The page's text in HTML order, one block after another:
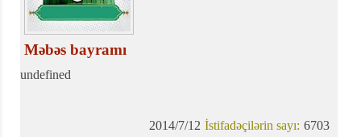
Məbəs bayramı
undefined
6703
İstifadəçilərin sayı:
2014/7/12